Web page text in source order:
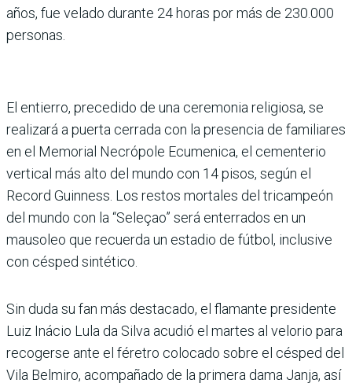
años, fue velado durante 24 horas por más de 230.000
personas.
El entierro, precedido de una ceremonia religiosa, se
realizará a puerta cerrada con la presencia de familiares
en el Memorial Necrópole Ecumenica, el cementerio
vertical más alto del mundo con 14 pisos, según el
Record Guinness. Los restos mortales del tricampeón
del mundo con la “Seleçao” será enterrados en un
mausoleo que recuerda un estadio de fútbol, inclusive
con césped sintético.
Sin duda su fan más destacado, el flamante presidente
Luiz Inácio Lula da Silva acudió el martes al velorio para
recogerse ante el féretro colocado sobre el césped del
Vila Belmiro, acompañado de la primera dama Janja, así